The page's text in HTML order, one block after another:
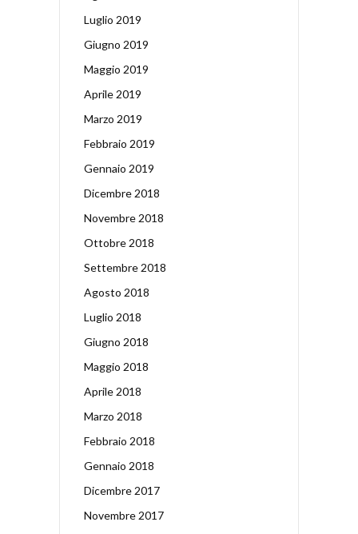
Luglio 2019
Giugno 2019
Maggio 2019
Aprile 2019
Marzo 2019
Febbraio 2019
Gennaio 2019
Dicembre 2018
Novembre 2018
Ottobre 2018
Settembre 2018
Agosto 2018
Luglio 2018
Giugno 2018
Maggio 2018
Aprile 2018
Marzo 2018
Febbraio 2018
Gennaio 2018
Dicembre 2017
Novembre 2017